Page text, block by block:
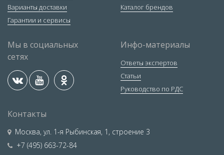
Варианты доставки
Гарантии и сервисы
Каталог брендов
Мы в социальных
сетях
Инфо-материалы
Ответы экспертов
Статьи
Руководство по РДС
Контакты
Москва, ул. 1-я Рыбинская, 1, строение 3
+7 (495) 663-72-84